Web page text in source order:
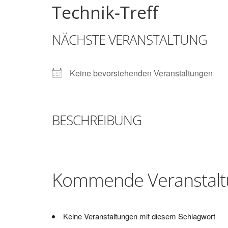
Brunsbüttel
Der
zum
Basteln,
und
Klönen
Technik-Treff
NÄCHSTE VERANSTALTUNG
Keine bevorstehenden Veranstaltungen
BESCHREIBUNG
Kommende
Keine Veranstaltungen mit diesem Schlagwort